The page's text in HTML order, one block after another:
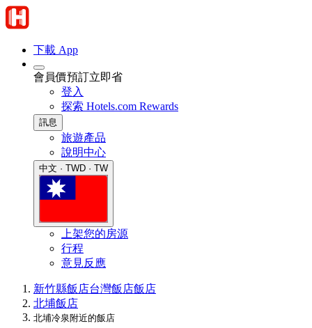
下載 App
會員價預訂立即省
登入
探索 Hotels.com Rewards
訊息
旅遊產品
說明中心
中文 · TWD · TW
上架您的房源
行程
意見反應
新竹縣飯店台灣飯店飯店
北埔飯店
北埔冷泉附近的飯店